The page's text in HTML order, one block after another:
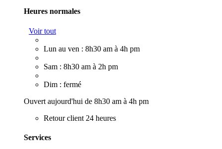
Heures normales
Voir tout
Lun au ven : 8h30 am à 4h pm
Sam : 8h30 am à 2h pm
Dim : fermé
Ouvert aujourd'hui de 8h30 am à 4h pm
Retour client 24 heures
Services